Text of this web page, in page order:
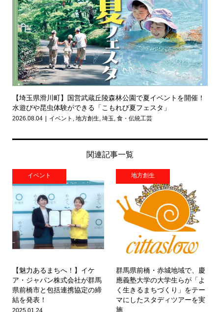
【埼玉県滑川町】国営武蔵丘陵森林公園で夏イベントを開催！
水遊びや昆虫体験ができる「こもれび夏フェスタ」
2026.08.04 イベント , 地方創生, 埼玉, 食・伝統工芸
関連記事一覧
イベント
【魅力あるまちへ！】イケ
ア・ジャパン株式会社が群馬
県前橋市と包括連携協定の締
結を発表！
地方創生
群馬県前橋・赤城地域で、慶
應義塾大学の大学生らが「よ
く生きるまちづくり」をテー
マにしたスタディツアーを実
施